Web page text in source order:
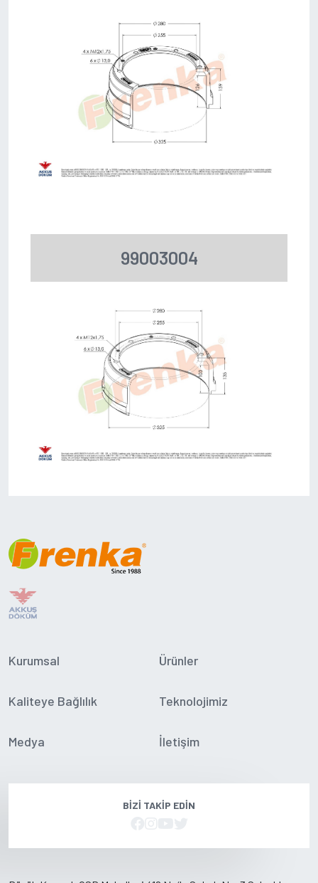
99003004
Kurumsal Ürünler
Kaliteye Bağlılık Teknolojimiz
Medya İletişim
BIZI TAKIP EDIN